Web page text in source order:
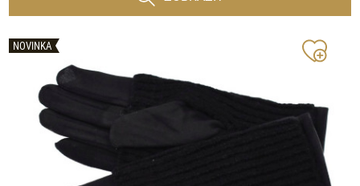
NOVINKA